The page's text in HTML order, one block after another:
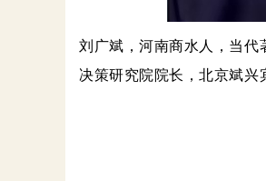
刘广斌，河南商水人，当
决策研究院院长，北京斌兴